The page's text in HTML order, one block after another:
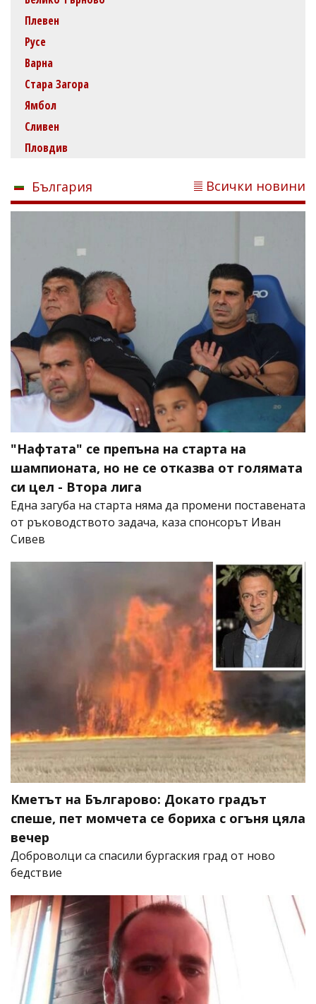
Плевен
Русе
Варна
Стара Загора
Ямбол
Сливен
Пловдив
България Всички новини
"Нафтата" се препъна на старта на
шампионата, но не се отказва от голямата
си цел - Втора лига
Една загуба на старта няма да промени поставената
от ръководството задача, каза спонсорът Иван
Сивев
Кметът на Българово: Докато градът
спеше, пет момчета се бориха с огъня цяла
вечер
Доброволци са спасили бургаския град от ново
бедствие